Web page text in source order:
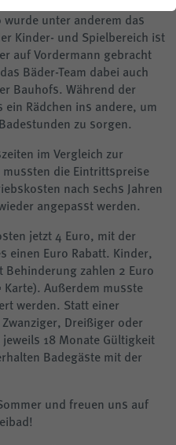
unter anderem das
Kinder- und Spielbereich ist
auf Vordermann gebracht
Bäder-Team dabei auch
Bauhofs. Während der
Rädchen ins andere, um
zu sorgen.
im Vergleich zur
die Eintrittspreise
nach sechs Jahren
angepasst werden.
jetzt 4 Euro, mit der
einen Euro Rabatt. Kinder,
zahlen 2 Euro
Karte). Außerdem musste
werden. Statt einer
Dreißiger oder
18 Monate Gültigkeit
Badegäste mit der
und freuen uns auf